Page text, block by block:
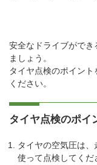
安全なドライブがで
ましょう。
タイヤ点検のポイン
ください。
タイヤ点検のポイ
タイヤの空気圧は
使って点検してく